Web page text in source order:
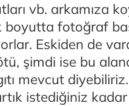
vb. arkamıza
boyutta fotoğraf
Eskiden de
şimdi ise bu
mevcut
istediğiniz